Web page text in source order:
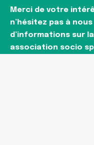
Merci de votre
n’hésitez pas à
d’informations sur
association socio